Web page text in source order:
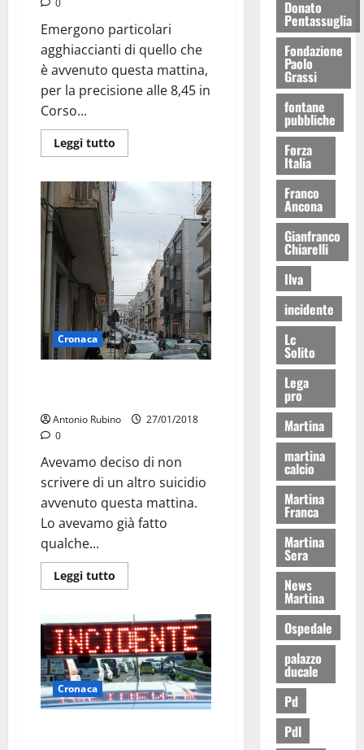
0
Emergono particolari
agghiaccianti di quello che
è avvenuto questa mattina,
per la precisione alle 8,45 in
Corso...
Leggi tutto
Cronaca
Antonio Rubino
27/01/2018
0
Avevamo deciso di non
scrivere di un altro suicidio
avvenuto questa mattina.
Lo avevamo già fatto
qualche...
Leggi tutto
Cronaca
Donato
Pentassuglia
Fondazione
Paolo
Grassi
fontane
pubbliche
Forza
Italia
Franco
Ancona
Gianfranco
Chiarelli
Ilva
incidente
Lc
Solito
Lega
pro
Martina
martina
calcio
Martina
Franca
Martina
Sera
News
Martina
Ospedale
palazzo
ducale
Pd
Pdl